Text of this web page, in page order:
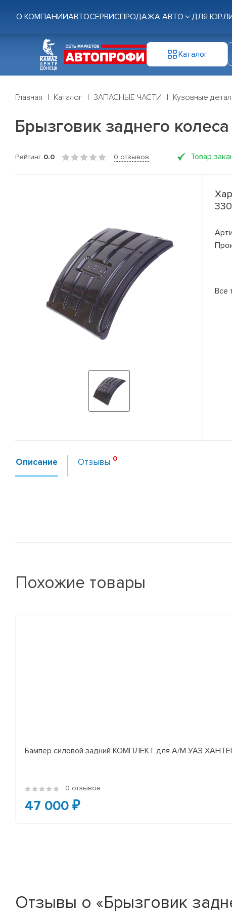
О КОМПАНИИАВТОСЕРВИСПРОДАЖА АВТО ДЛЯ
Каталог
Главная Каталог ЗАПАСНЫЕ ЧАСТИ Кузовные
Брызговик заднего
Рейтинг 0.0 0 отзывов Товар
Все
Описание Отзывы
Похожие товары
Бампер силовой задний КОМПЛЕКТ для А/М УАЗ
0 отзывов
47 000 ₽
Отзывы о «Брызговик